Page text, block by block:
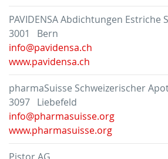
PAVIDENSA Abdichtungen Estriche
3001 Bern
info@pavidensa.ch
www.pavidensa.ch
pharmaSuisse Schweizerischer
3097 Liebefeld
info@pharmasuisse.org
www.pharmasuisse.org